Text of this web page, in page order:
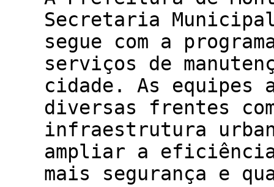
Secretaria
segue com a
serviços de
cidade. As equipes
diversas frentes
infraestrutura
ampliar a eficiência
mais segurança e